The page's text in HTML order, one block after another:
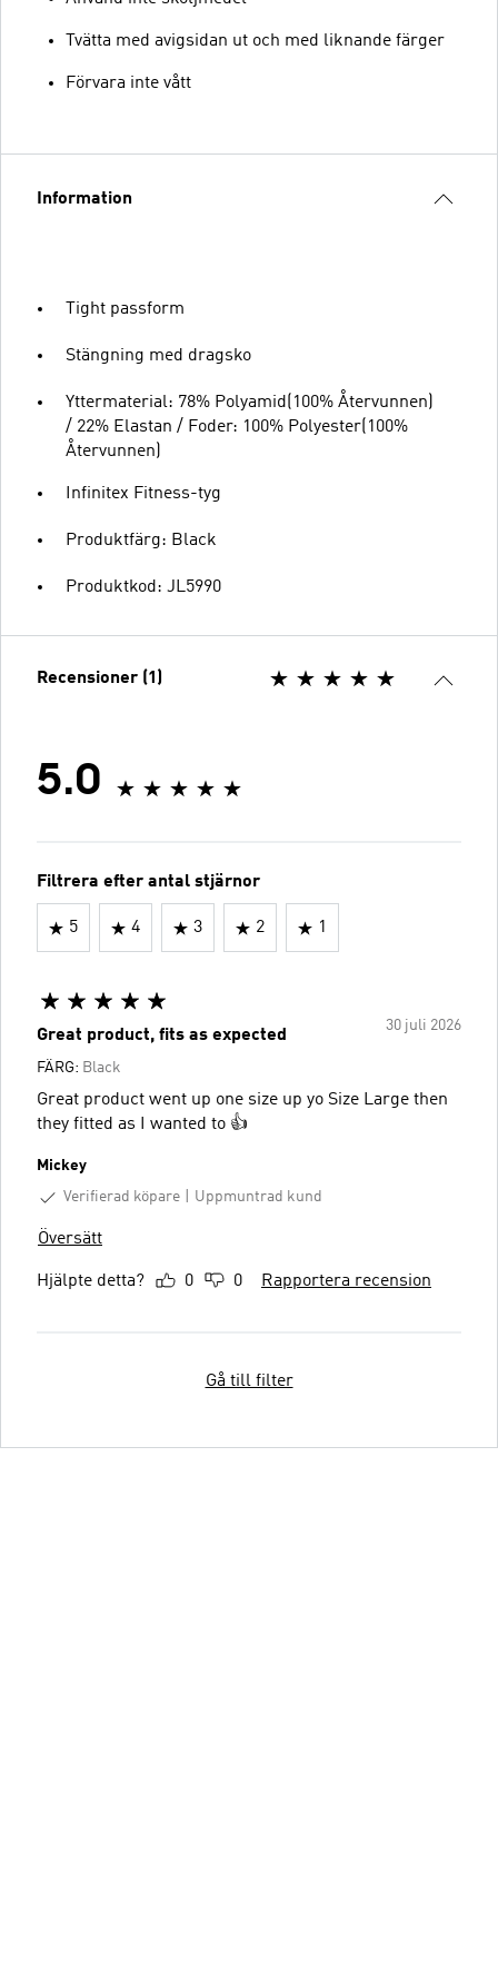
Tvätta med avigsidan ut och med liknande färger
Förvara inte vått
Information
Tight passform
Stängning med dragsko
Yttermaterial: 78% Polyamid(100% Återvunnen)
/ 22% Elastan / Foder: 100% Polyester(100%
Återvunnen)
Infinitex Fitness-tyg
Produktfärg: Black
Produktkod: JL5990
Recensioner (1)
5.0
Filtrera efter antal stjärnor
5 4 3 2 1
30 juli 2026
Great product, fits as expected
FÄRG: Black
Great product went up one size up yo Size Large then
they fitted as I wanted to 👍
Mickey
Verifierad köpare
Uppmuntrad kund
Översätt
Hjälpte detta? 0 0 Rapportera recension
Gå till filter